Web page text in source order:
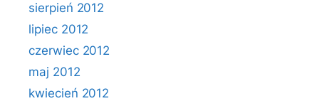
sierpień 2012
lipiec 2012
czerwiec 2012
maj 2012
kwiecień 2012